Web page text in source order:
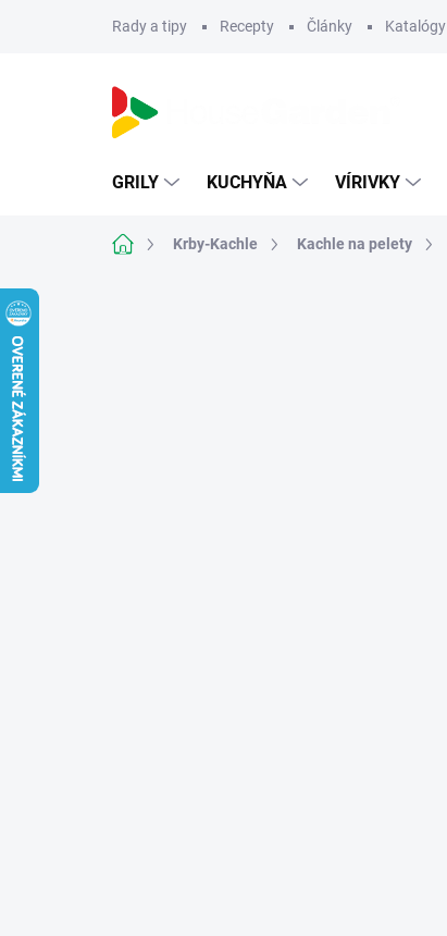
Rady a tipy Recepty Články Katalógy
GRILY KUCHYŇA VÍRIVKY
DomovKrby-Kachle Kachle na pelety